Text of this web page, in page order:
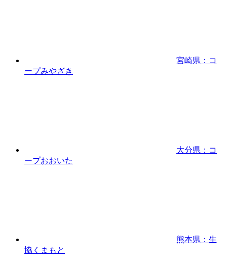
宮崎県：コ
ープみやざき
大分県：コ
ープおおいた
熊本県：生
協くまもと